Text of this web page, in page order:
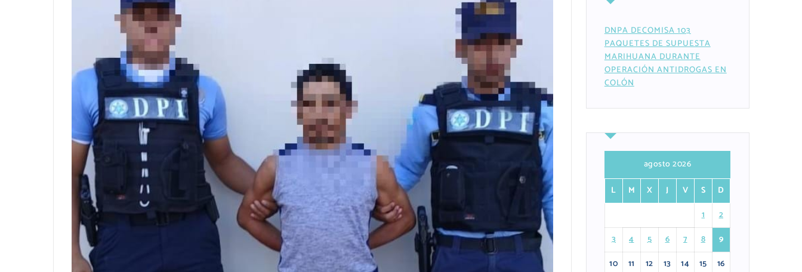
DNPA DECOMISA 103
PAQUETES DE SUPUESTA
MARIHUANA DURANTE
OPERACIÓN ANTIDROGAS EN
COLÓN
agosto 2026
L
M X J V S
D
1
2
3
4 5 6 7 8
9
10
11 12 13 14 15
16